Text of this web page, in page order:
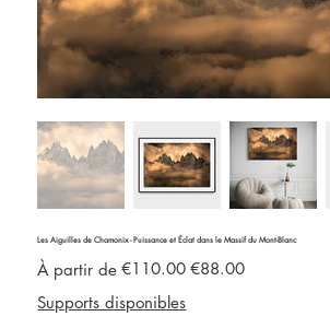
Les Aiguilles de Chamonix - Puissance et Éclat dans le Massif du Mont-Blanc
À partir de Prix
d’origine
€110.00 Prix
promotionnel
€88.00
Supports disponibles